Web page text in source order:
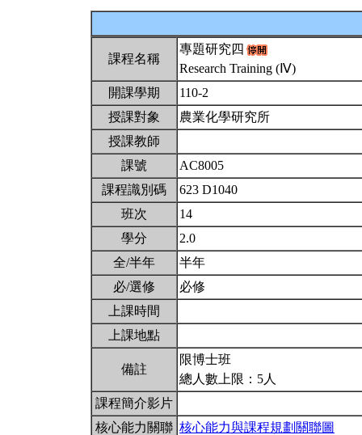
課程名稱
專題研究四
Research Training (Ⅳ)
開課學期
110-2
授課對象
農業化學研究所
授課教師
課號
AC8005
課程識別碼
623 D1040
班次
14
學分
2.0
全/半年
半年
必/選修
必修
上課時間
上課地點
備註
限博士班
總人數上限：5人
課程簡介影片
核心能力關聯 核心能力與課程規劃關聯圖